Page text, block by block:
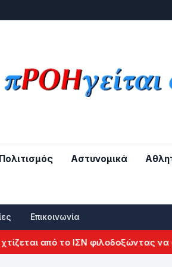
Πολιτισμός Αστυνομικά
Επικοινωνία
από το ΙΣΝ φιλοδοξώντας να